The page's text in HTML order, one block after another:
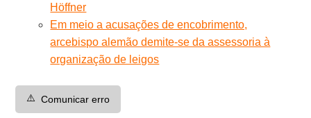
Höffner
Em meio a acusações de encobrimento,
arcebispo alemão demite-se da assessoria à
organização de leigos
⚠️ Comunicar erro